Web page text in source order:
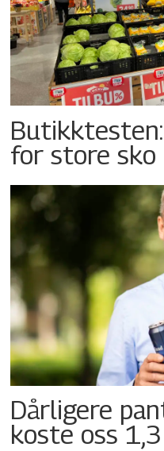
for store sko
Dårligere
koste oss